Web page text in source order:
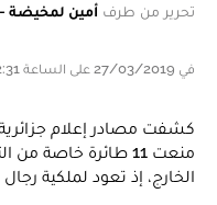
تحرير من طرف أمين لمخيضة
في 27/03/2019 على الساعة 22:31
كشفت مصادر إعلام
منعت 11 طائرة خاصة
الخارج، إذ تعود لملكية